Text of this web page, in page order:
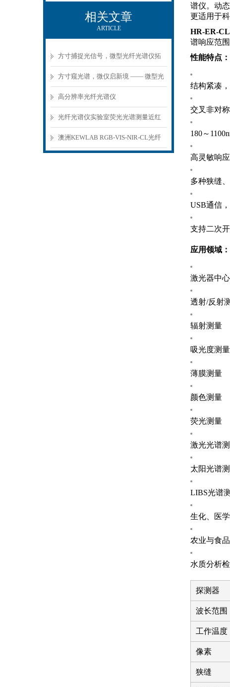
相关文章
ARTICLE
方寸捕捉光信号，微型光纤光谱仪拓
展光谱检测边界
方寸窥光谱，微仪启新境 —— 微型光
纤光谱仪重塑全域检测格局
高分辨率光纤光谱仪
光纤光谱仪实验室荧光光谱测量近红
外光谱仪
澳洲KEWLAB RGB-VIS-NIR-CL光纤
谱仪。动
更适用于
HR-ER-
谱响应范
性能特点：
结构紧凑
交叉非对
180～
高灵敏响
多种狭缝
USB通信
支持二次
应用领域：
激光器中
透射/反射
辐射测量
吸光度测量
薄膜测量
颜色测量
荧光测量
激光光谱
太阳光谱
LIBS光谱
生化、医
农业与食品
水质分析检
探测器
波长范围
工作温度
像素
狭缝